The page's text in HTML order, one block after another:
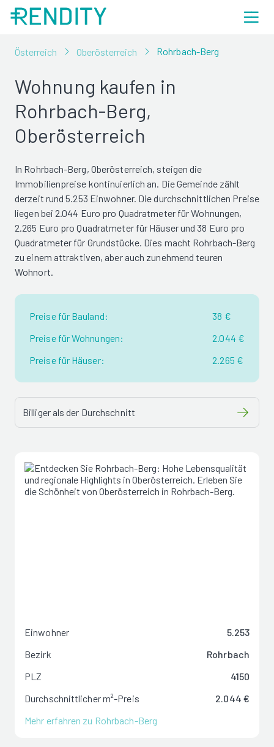
Österreich Oberösterreich Rohrbach-Berg
Wohnung kaufen in
Rohrbach-Berg,
Oberösterreich
In Rohrbach-Berg, Oberösterreich, steigen die
Immobilienpreise kontinuierlich an. Die Gemeinde zählt
derzeit rund 5.253 Einwohner. Die durchschnittlichen Preise
liegen bei 2.044 Euro pro Quadratmeter für Wohnungen,
2.265 Euro pro Quadratmeter für Häuser und 38 Euro pro
Quadratmeter für Grundstücke. Dies macht Rohrbach-Berg
zu einem attraktiven, aber auch zunehmend teuren
Wohnort.
Preise für Bauland:
38 €
Preise für Wohnungen:
2.044 €
Preise für Häuser:
2.265 €
Billiger als der Durchschnitt
Einwohner
5.253
Bezirk
Rohrbach
PLZ
4150
Durchschnittlicher m²-Preis
2.044 €
Mehr erfahren zu Rohrbach-Berg